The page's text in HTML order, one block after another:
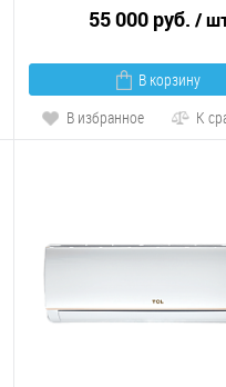
55 000 руб. /
В корзину
В избранное
К